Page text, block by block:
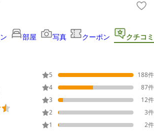
部屋 写真 クーポン クチコミ
5 188件
4
87件
3
12件
2
3件
1
2件